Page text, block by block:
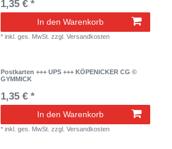
1,35 € *
In den Warenkorb
*inkl. ges. MwSt. zzgl.Versandkosten
Postkarten +++ UPS +++ KÖPENICKER CG ©
GYMMICK
1,35 € *
In den Warenkorb
*inkl. ges. MwSt. zzgl.Versandkosten